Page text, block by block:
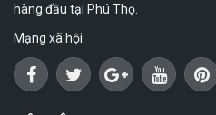
hàng đầu tại Phú Thọ.
Mạng xã hội